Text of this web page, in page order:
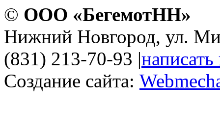
© ООО «БегемотНН»
Нижний Новгород, ул.
(831) 213-70-93 |
Создание сайта: